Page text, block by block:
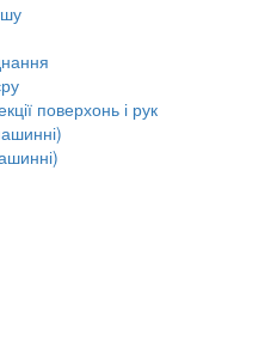
поверхонь і рук